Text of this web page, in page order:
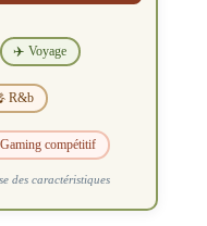
✈️ Voyage
R&b
compétitif
des caractéristiques